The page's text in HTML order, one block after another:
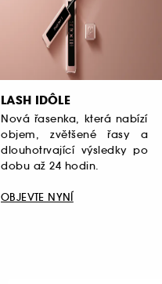
LASH IDÔLE
Nová řasenka, která nabízí
objem, zvětšené řasy a
dlouhotrvající výsledky po
dobu až 24 hodin.
OBJEVTE NYNÍ